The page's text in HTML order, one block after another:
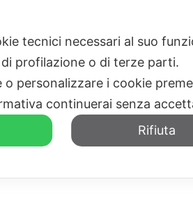
HOME CHI SIAMO
tecnici necessari al suo
profilazione o di terze parti.
personalizzare i cookie
continuerai senza
Rifiuta